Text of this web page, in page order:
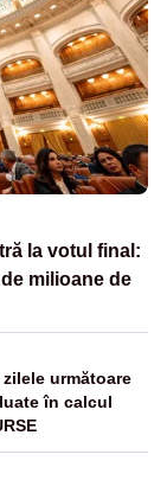
la votul final:
milioane de
următoare
în calcul